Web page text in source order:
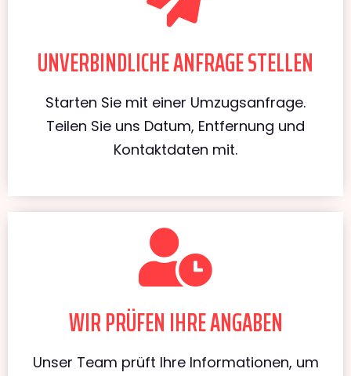
UNVERBINDLICHE ANFRAGE STELLEN
Starten Sie mit einer Umzugsanfrage.
Teilen Sie uns Datum, Entfernung und
Kontaktdaten mit.
WIR PRÜFEN IHRE ANGABEN
Unser Team prüft Ihre Informationen, um